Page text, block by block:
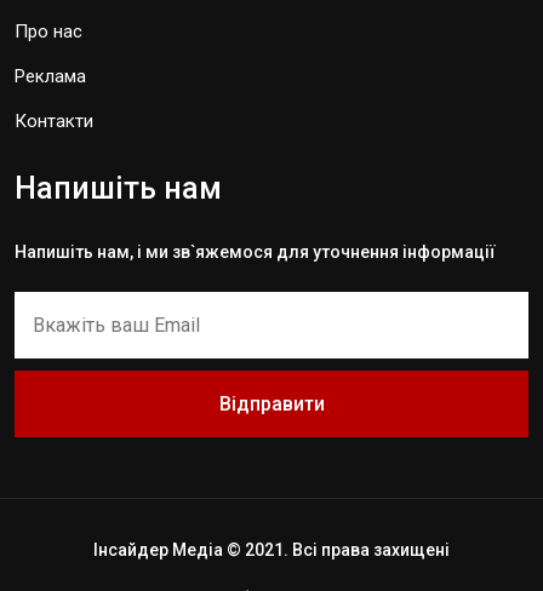
Про нас
Реклама
Контакти
Напишіть нам
Напишіть нам, і ми зв`яжемося для уточнення інформації
Відправити
Інсайдер Медіа © 2021. Всі права захищені